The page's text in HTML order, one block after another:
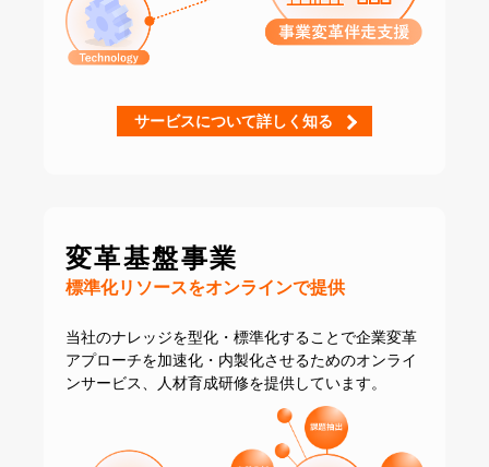
サービスについて詳しく知る
変革基盤事業
標準化リソースをオンラインで提供
当社のナレッジを型化・標準化することで企業変革
アプローチを加速化・内製化させるためのオンライ
ンサービス、人材育成研修を提供しています。